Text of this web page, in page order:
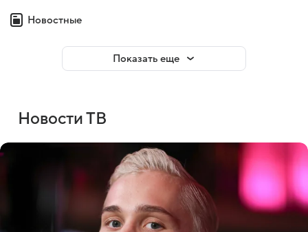
Новостные
Показать еще
Новости ТВ